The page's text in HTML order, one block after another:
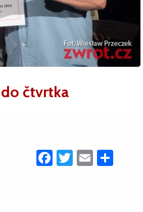
čtvrtka
Facebook
Twitter
Email